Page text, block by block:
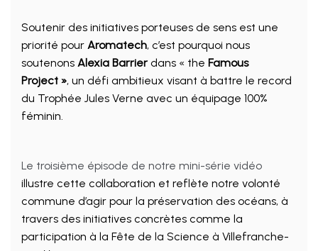
Soutenir des initiatives porteuses de sens est une
priorité pour Aromatech, c’est pourquoi nous
soutenons Alexia Barrier dans « the Famous
Project », un défi ambitieux visant à battre le record
du Trophée Jules Verne avec un équipage 100%
féminin.
Le troisième épisode de notre mini-série vidéo
illustre cette collaboration et reflète notre volonté
commune d’agir pour la préservation des océans, à
travers des initiatives concrètes comme la
participation à la Fête de la Science à Villefranche-